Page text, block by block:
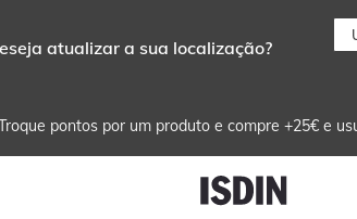
atualizar a sua localização?
pontos por um produto e compre +25€ e